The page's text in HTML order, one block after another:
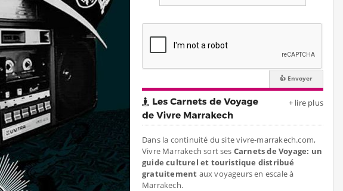
+ lire plus
Dans la continuité du site vivre-marrakech.com,
Vivre Marrakech sort ses Carnets de Voyage: un
guide culturel et touristique distribué
gratuitement aux voyageurs en escale à
Marrakech.